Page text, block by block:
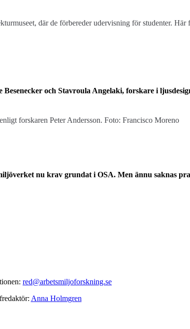
där de förbereder udervisning för studenter.
och Stavroula Angelaki, forskare i
forskaren Peter Andersson. Foto: Francisco Moreno
nu krav grundat i OSA. Men ännu saknas
red@arbetsmiljoforskning.se
Anna Holmgren